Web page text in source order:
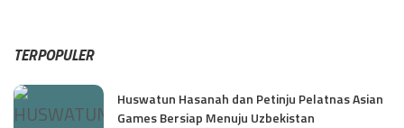
TERPOPULER
Huswatun Hasanah dan Petinju Pelatnas Asian
Games Bersiap Menuju Uzbekistan